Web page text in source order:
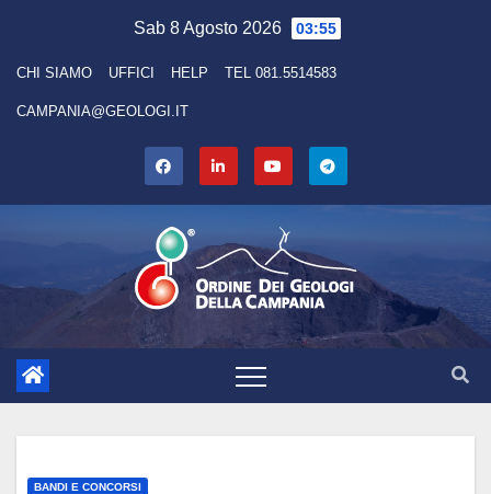
content
Sab 8 Agosto 2026 03:55
CHI SIAMO UFFICI HELP TEL 081.5514583
CAMPANIA@GEOLOGI.IT
BANDI E CONCORSI